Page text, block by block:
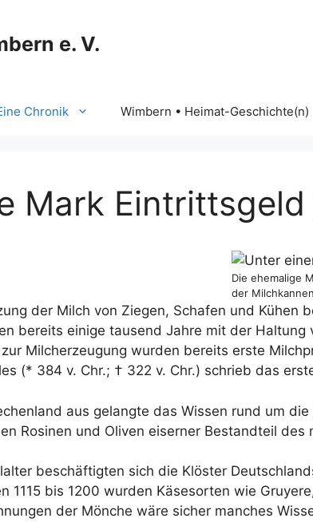
e. V.
Chronik Wimbern • Heimat-Geschichte(n)
Mark Eintrittsgeld
Die ehemalige
der
der Milch von Ziegen, Schafen und Kühen
bereits einige tausend Jahre mit der
Milcherzeugung wurden bereits erste
(* 384 v. Chr.; † 322 v. Chr.) schrieb das
aus gelangte das Wissen rund um
Rosinen und Oliven eiserner Bestandteil
beschäftigten sich die Klöster
1115 bis 1200 wurden Käsesorten wie
der Mönche wäre sicher manches